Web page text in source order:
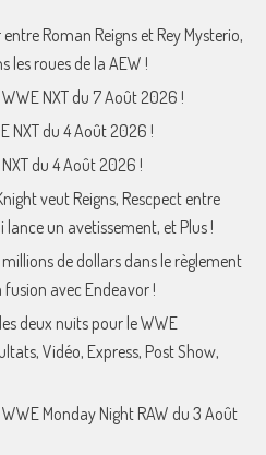
Roman Reigns et Rey Mysterio,
les roues de la AEW !
NXT du 7 Août 2026 !
NXT du 4 Août 2026 !
du 4 Août 2026 !
veut Reigns, Rescpect entre
lance un avetissement, et Plus !
de dollars dans le règlement
avec Endeavor !
deux nuits pour le WWE
Vidéo, Express, Post Show,
Monday Night RAW du 3 Août